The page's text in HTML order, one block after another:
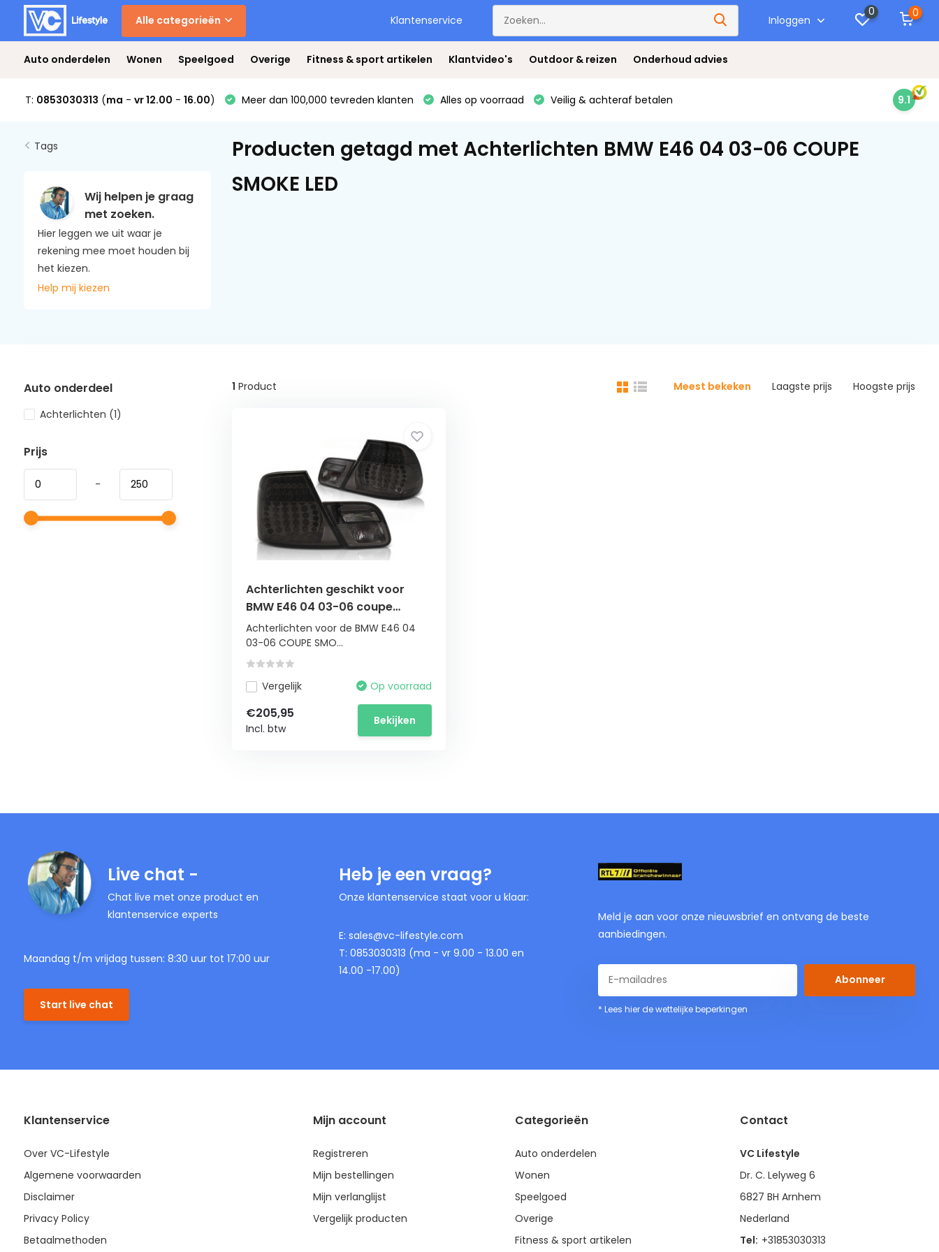
Alle categorieën Klantenservice Inloggen
0 0
Auto onderdelen Wonen Speelgoed Overige Fitness & sport artikelen Klantvideo's Outdoor & reizen Onderhoud advies
T: 0853030313 (ma - vr 12.00 - 16.00) Meer dan 100,000 tevreden klanten Alles op voorraad Veilig & achteraf betalen 9.1
Tags
Wij helpen je graag
met zoeken.
Hier leggen we uit waar je
rekening mee moet houden bij
het kiezen.
Help mij kiezen
Producten getagd met Achterlichten BMW E46 04 03-06 COUPE
SMOKE LED
Auto onderdeel
Achterlichten (1)
Prijs
-
1 Product Meest bekeken Laagste prijs Hoogste prijs
Achterlichten geschikt voor
BMW E46 04 03-06 coupe
smoke LED
Achterlichten voor de BMW E46 04
03-06 COUPE SMO...
Vergelijk Op voorraad
€205,95
Incl. btw
Bekijken
Live chat -
Chat live met onze product en
klantenservice experts
Maandag t/m vrijdag tussen: 8:30 uur tot 17:00 uur
Start live chat
Heb je een vraag?
Onze klantenservice staat voor u klaar:
E: sales@vc-lifestyle.com
T: 0853030313 (ma - vr 9.00 - 13.00 en
14.00 -17.00)
Meld je aan voor onze nieuwsbrief en ontvang de beste
aanbiedingen.
Abonneer
* Lees hier de wettelijke beperkingen
Klantenservice
Over VC-Lifestyle
Algemene voorwaarden
Disclaimer
Privacy Policy
Betaalmethoden
Mijn account
Registreren
Mijn bestellingen
Mijn verlanglijst
Vergelijk producten
Categorieën
Auto onderdelen
Wonen
Speelgoed
Overige
Fitness & sport artikelen
Contact
VC Lifestyle
Dr. C. Lelyweg 6
6827 BH Arnhem
Nederland
Tel: +31853030313